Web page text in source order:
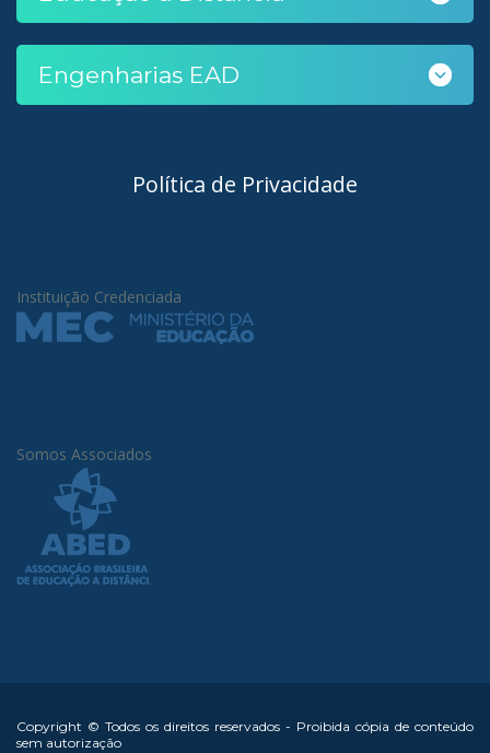
Engenharias EAD
Política de Privacidade
Instituição Credenciada
Somos Associados
Copyright © Todos os direitos reservados - Proibida cópia de conteúdo
sem autorização